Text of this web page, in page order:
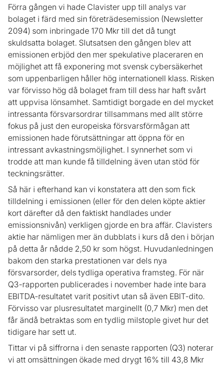
Förra gången vi hade Clavister upp till analys var
bolaget i färd med sin företrädesemission (Newsletter
2094) som inbringade 170 Mkr till det då tungt
skuldsatta bolaget. Slutsatsen den gången blev att
emissionen erbjöd den mer spekulative placeraren en
möjlighet att få exponering mot svensk cybersäkerhet
som uppenbarligen håller hög internationell klass. Risken
var förvisso hög då bolaget fram till dess har haft svårt
att uppvisa lönsamhet. Samtidigt borgade en del mycket
intressanta försvarsordrar tillsammans med allt större
fokus på just den europeiska försvarsförmågan att
emissionen hade förutsättningar att öppna för en
intressant avkastningsmöjlighet. I synnerhet som vi
trodde att man kunde få tilldelning även utan stöd för
teckningsrätter.
Så här i efterhand kan vi konstatera att den som fick
tilldelning i emissionen (eller för den delen köpte aktier
kort därefter då den faktiskt handlades under
emissionsnivån) verkligen gjorde en bra affär. Clavisters
aktie har nämligen mer än dubblats i kurs då den i början
på detta år nådde 2,50 kr som högst. Huvudanledningen
bakom den starka prestationen var dels nya
försvarsorder, dels tydliga operativa framsteg. För när
Q3-rapporten publicerades i november hade inte bara
EBITDA-resultatet varit positivt utan så även EBIT-dito.
Förvisso var plusresultatet marginellt (0,7 Mkr) men det
får ändå betraktas som en tydlig milstople givet hur det
tidigare har sett ut.
Tittar vi på siffrorna i den senaste rapporten (Q3) noterar
vi att omsättningen ökade med drygt 16% till 43,8 Mkr